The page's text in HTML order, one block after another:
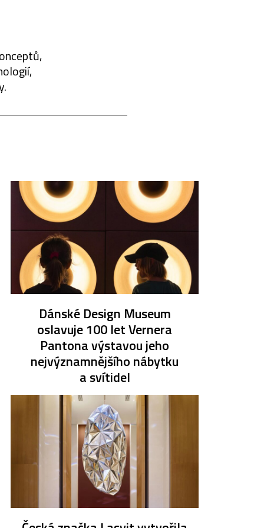
Dánské Design Museum
oslavuje 100 let Vernera
Pantona výstavou jeho
nejvýznamnějšího nábytku
a svítidel